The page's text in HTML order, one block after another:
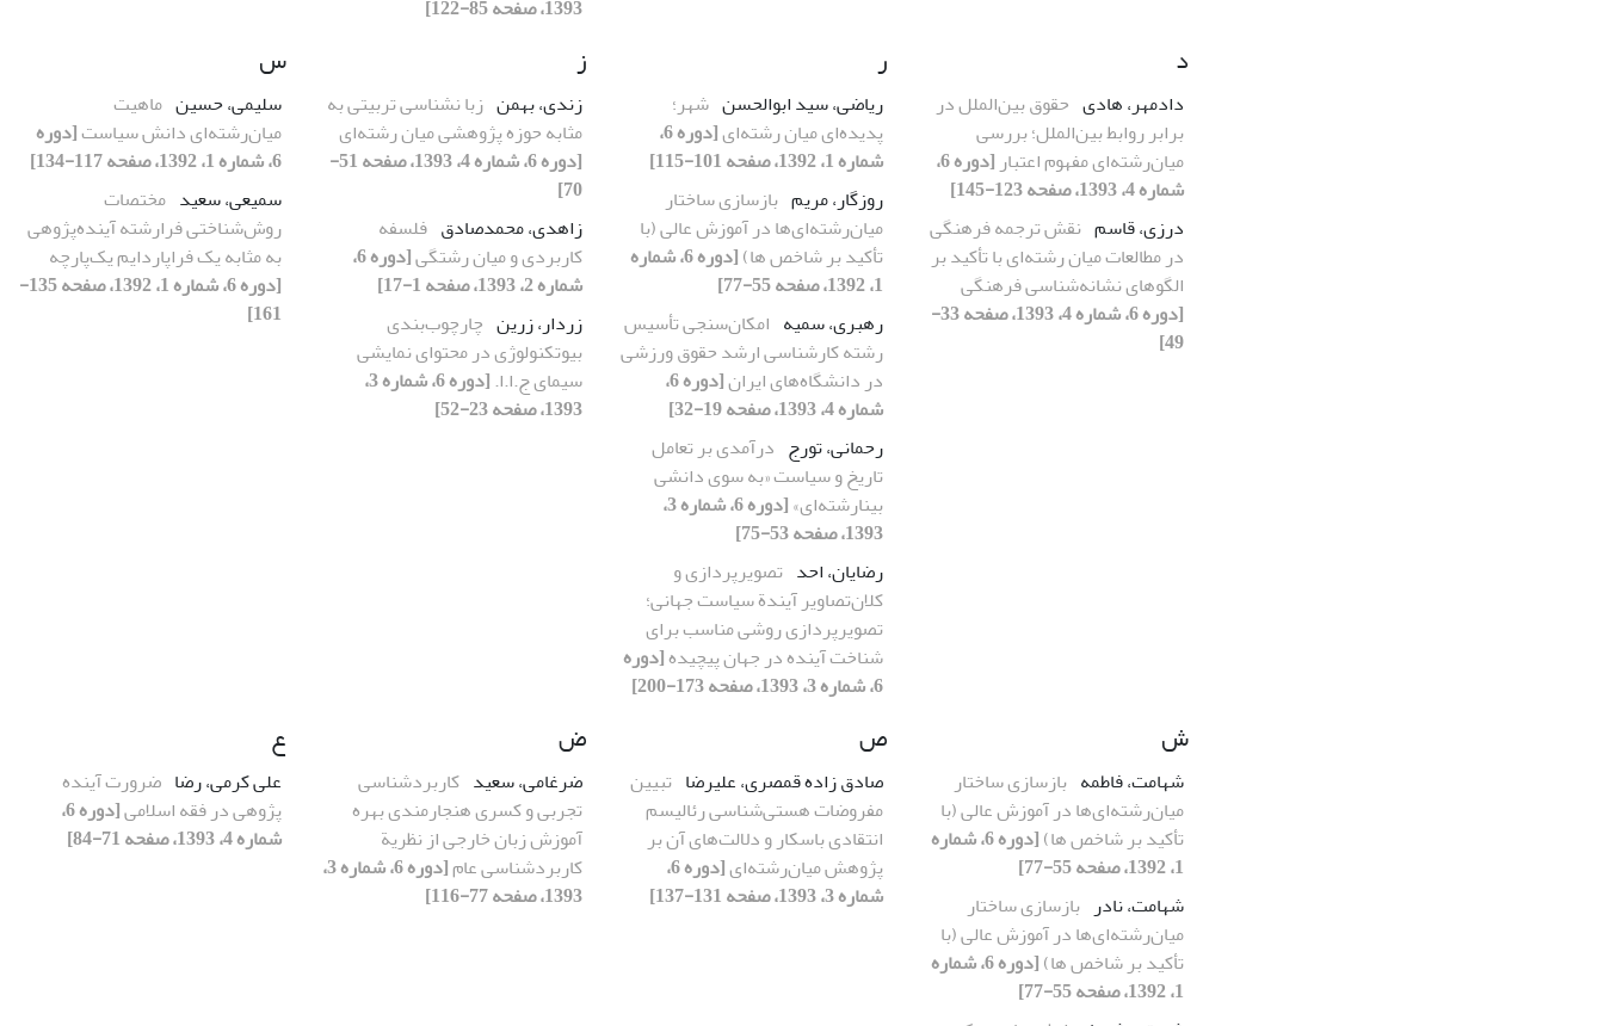
1393، صفحه 85-122]
د
دادمهر، هادی حقوق بین‌الملل در
برابر روابط بین‌الملل؛ بررسی
میان‌رشته‌ای مفهوم اعتبار
[دوره 6،
شماره 4، 1393، صفحه 123-145]
درزی، قاسم نقش ترجمه فرهنگی
در مطالعات میان رشته‌ا‌ی با تأکید بر
الگوهای نشانه‌شناسی فرهنگی
[دوره 6، شماره 4، 1393، صفحه 33-
49]
ر
ریاضی، سید ابوالحسن شهر؛
پدیده‌ای میان رشته‌ای
[دوره 6،
شماره 1، 1392، صفحه 101-115]
روزگار، مریم بازسازی ساختار
میان‌رشته‌ای‌ها در آموزش عالی (با
تأکید بر شاخص ها)
[دوره 6، شماره
1، 1392، صفحه 55-77]
رهبری، سمیه امکان‌سنجی تأسیس
رشته کارشناسی ارشد حقوق ورزشی
در دانشگاه‌های ایران
[دوره 6،
شماره 4، 1393، صفحه 19-32]
رحمانی، تورج درآمدی بر تعامل
تاریخ و سیاست «به سوی دانشی
بینارشته‌ای»
[دوره 6، شماره 3،
1393، صفحه 53-75]
رضایان، احد تصویرپردازی و
کلان‌تصاویر آیندة سیاست جهانی؛
تصویرپردازی روشی مناسب برای
شناخت آینده در جهان پیچیده[دوره
6، شماره 3، 1393، صفحه 173-200]
ز
زندی، بهمن زبا نشناسی تربیتی به
مثابه حوزه پژوهشی میان رشته‌ای
[دوره 6، شماره 4، 1393، صفحه 51-
70]
زاهدی، محمدصادق فلسفه
کاربردی و میان رشتگی
[دوره 6،
شماره 2، 1393، صفحه 1-17]
زردار، زرین چارچوب‌بندی
بیوتکنولوژی در محتوای نمایشی
سیمای ج.ا.ا.
[دوره 6، شماره 3،
1393، صفحه 23-52]
س
سلیمی، حسین ماهیت
میان‌رشته‌ای دانش سیاست[دوره
6، شماره 1، 1392، صفحه 117-134]
سمیعی، سعید مختصات
روش‌شناختی فرارشته آینده‌پژوهی
به مثابه یک فراپاردایم یک‌پارچه
[دوره 6، شماره 1، 1392، صفحه 135-
161]
ش
شهامت، فاطمه بازسازی ساختار
میان‌رشته‌ای‌ها در آموزش عالی (با
تأکید بر شاخص ها)
[دوره 6، شماره
1، 1392، صفحه 55-77]
شهامت، نادر بازسازی ساختار
میان‌رشته‌ای‌ها در آموزش عالی (با
تأکید بر شاخص ها)
[دوره 6، شماره
1، 1392، صفحه 55-77]
ص
صادق زاده قمصری، علیرضا تبیین
مفروضات هستی‌شناسی رئالیسم
انتقادی باسکار و دلالت‌های آن بر
پژوهش میان‌رشته‌ای
[دوره 6،
شماره 3، 1393، صفحه 131-137]
ض
ضرغامی، سعید کاربردشناسی
تجربی و کسری هنجارمندی بهره
آموزش زبان خارجی از نظریة
کاربردشناسی عام
[دوره 6، شماره 3،
1393، صفحه 77-116]
ع
علی کرمی، رضا ضرورت آینده
پژوهی در فقه اسلامی
[دوره 6،
شماره 4، 1393، صفحه 71-84]